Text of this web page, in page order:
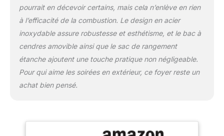
pourrait en décevoir certains, mais cela n’enlève en rien
à l’efficacité de la combustion. Le design en acier
inoxydable assure robustesse et esthétisme, et le bac à
cendres amovible ainsi que le sac de rangement
étanche ajoutent une touche pratique non négligeable.
Pour qui aime les soirées en extérieur, ce foyer reste un
achat bien pensé.